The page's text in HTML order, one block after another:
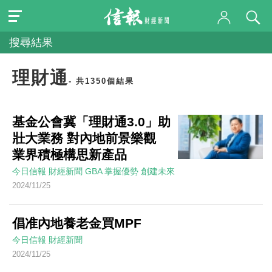
搜尋結果
理財通 - 共1350個結果
基金公會冀「理財通3.0」助
壯大業務 對內地前景樂觀
業界積極構思新產品
今日信報 財經新聞 GBA 掌握優勢 創建未來
2024/11/25
倡准內地養老金買MPF
今日信報 財經新聞
2024/11/25